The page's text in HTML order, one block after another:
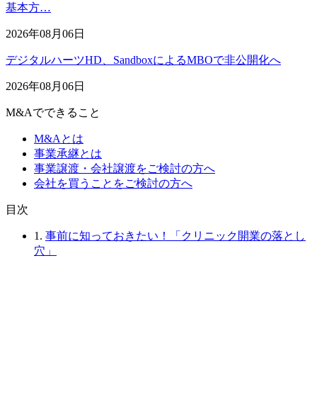
基本方…
2026年08月06日
デジタルハーツHD、SandboxによるMBOで非公開化へ
2026年08月06日
M&Aでできること
M&Aとは
事業承継とは
事業譲渡・会社譲渡をご検討の方へ
会社を買うことをご検討の方へ
⽬次
1. 事前に知っておきたい！「クリニック開業の落とし
穴」